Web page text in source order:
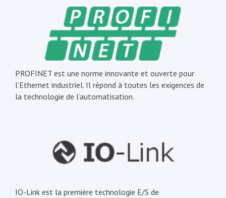
PROFINET est une norme innovante et ouverte pour
l’Ethernet industriel. Il répond à toutes les exigences de
la technologie de l’automatisation.
IO-Link est la première technologie E/S de